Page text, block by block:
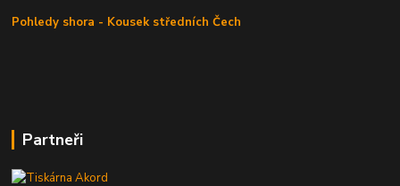
Pohledy shora - Kousek středních Čech
Partneři